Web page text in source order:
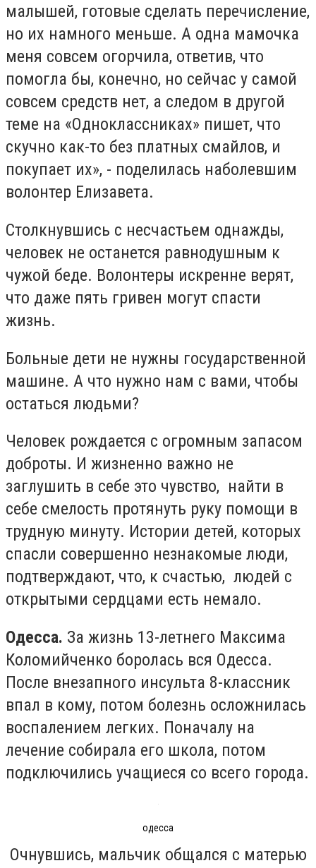
малышей, готовые сделать перечисление,
но их намного меньше. А одна мамочка
меня совсем огорчила, ответив, что
помогла бы, конечно, но сейчас у самой
совсем средств нет, а следом в другой
теме на «Одноклассниках» пишет, что
скучно как-то без платных смайлов, и
покупает их», - поделилась наболевшим
волонтер Елизавета.
Столкнувшись с несчастьем однажды,
человек не останется равнодушным к
чужой беде. Волонтеры искренне верят,
что даже пять гривен могут спасти
жизнь.
Больные дети не нужны государственной
машине. А что нужно нам с вами, чтобы
остаться людьми?
Человек рождается с огромным запасом
доброты. И жизненно важно не
заглушить в себе это чувство, найти в
себе смелость протянуть руку помощи в
трудную минуту. Истории детей, которых
спасли совершенно незнакомые люди,
подтверждают, что, к счастью, людей с
открытыми сердцами есть немало.
Одесса. За жизнь 13-летнего Максима
Коломийченко боролась вся Одесса.
После внезапного инсульта 8-классник
впал в кому, потом болезнь осложнилась
воспалением легких. Поначалу на
лечение собирала его школа, потом
подключились учащиеся со всего города.
одесса
Очнувшись, мальчик общался с матерью